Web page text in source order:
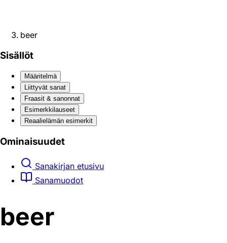
beer
Sisällöt
Määritelmä
Liittyvät sanat
Fraasit & sanonnat
Esimerkkilauseet
Reaali­elämän esimerkit
Ominaisuudet
Sanakirjan etusivu
Sanamuodot
beer